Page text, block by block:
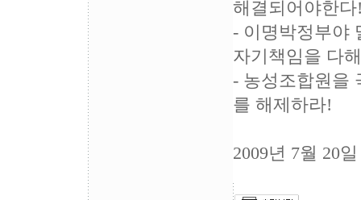
해결되어야한다
- 이명박정부야
자기책임을 다
- 농성조합원을
를 해제하라!
2009년 7월 20